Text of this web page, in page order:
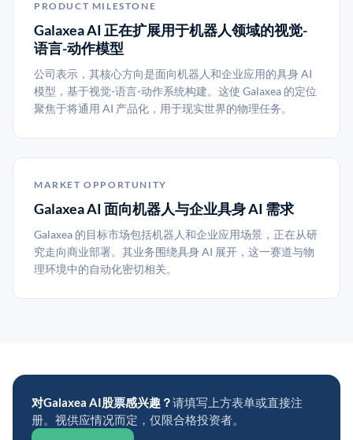
PRODUCT MILESTONE
Galaxea AI 正在扩展用于机器人领域的视觉-
语言-动作模型
公司表示，其核心方向是面向机器人和企业应用的具身 AI
模型，基于视觉-语言-动作系统构建。这使 Galaxea 的定位
聚焦于将通用 AI 产品化，用于现实世界的物理任务。
MARKET OPPORTUNITY
Galaxea AI 面向机器人与企业具身 AI 需求
Galaxea 的目标市场包括机器人和企业应用场景，正在从研
究走向商业部署。其业务围绕具身 AI 展开，这一赛道与物
理环境中的自动化密切相关。
对Galaxea AI股票感兴趣？请填写上方表单或直接注
册。视供应情况而定，仅限合格投资者。